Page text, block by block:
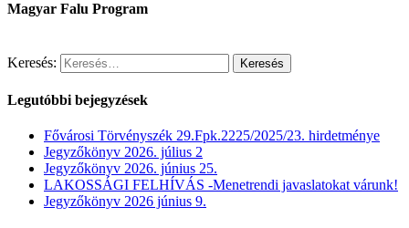
Magyar Falu Program
Keresés:
Legutóbbi bejegyzések
Fővárosi Törvényszék 29.Fpk.2225/2025/23. hirdetménye
Jegyzőkönyv 2026. július 2
Jegyzőkönyv 2026. június 25.
LAKOSSÁGI FELHÍVÁS -Menetrendi javaslatokat várunk!
Jegyzőkönyv 2026 június 9.